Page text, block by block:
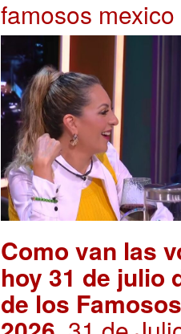
famosos
Como van las
hoy 31 de julio
de los